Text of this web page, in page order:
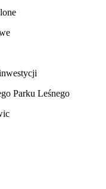
Parku Leśnego